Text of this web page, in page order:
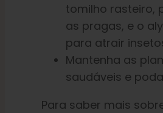
tomilho rasteiro,
as pragas, e o
para atrair
Mantenha as
saudáveis e
Para saber mais